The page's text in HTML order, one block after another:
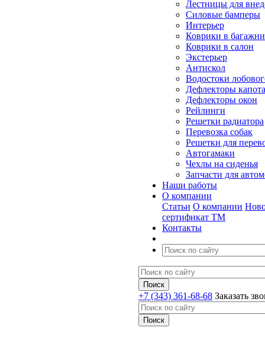
Лестницы для
Силовые бамперы
Интерьер
Коврики в
Коврики в салон
Экстерьер
Антискол
Водостоки
Дефлекторы капота
Дефлекторы окон
Рейлинги
Решетки радиатора
Перевозка собак
Решетки для
Автогамаки
Чехлы на сиденья
Запчасти для
Наши работы
О компании
Статьи О компании
сертификат ТМ
Контакты
+7 (343) 361-68-68 Заказать